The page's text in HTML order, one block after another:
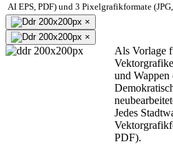
AI EPS, PDF) und 3 Pixelgrafikformate
×
×
Als Vorlage
und Wappen
Jedes
PDF).